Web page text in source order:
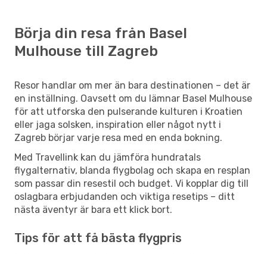
Börja din resa från Basel
Mulhouse till Zagreb
Resor handlar om mer än bara destinationen – det är
en inställning. Oavsett om du lämnar Basel Mulhouse
för att utforska den pulserande kulturen i Kroatien
eller jaga solsken, inspiration eller något nytt i
Zagreb börjar varje resa med en enda bokning.
Med Travellink kan du jämföra hundratals
flygalternativ, blanda flygbolag och skapa en resplan
som passar din resestil och budget. Vi kopplar dig till
oslagbara erbjudanden och viktiga resetips – ditt
nästa äventyr är bara ett klick bort.
Tips för att få bästa flygpris